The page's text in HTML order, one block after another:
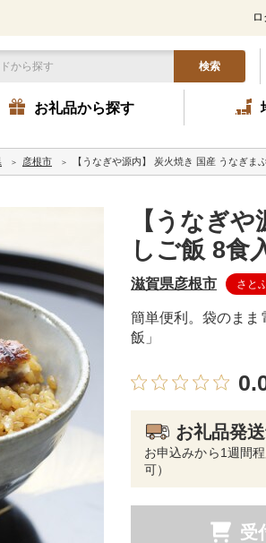
検索
お礼品から探す
彦根市 【うなぎや源内】 炭火焼き 国産 うなぎま
【うなぎ
しご飯 8食
滋賀県彦根市 さと
簡単便利。袋のまま
飯」
お礼品発
お申込みから1週間
可）
受